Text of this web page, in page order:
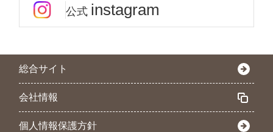
公式 instagram
総合サイト
会社情報
個人情報保護方針